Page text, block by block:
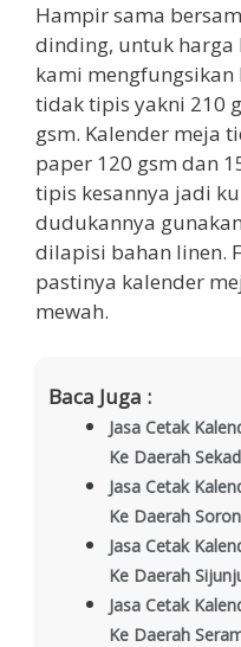
Hampir sama
dinding, untuk harga
kami
tidak tipis yakni 210
gsm. Kalender meja
paper 120 gsm dan
tipis kesannya jadi
dudukannya
dilapisi bahan linen.
pastinya kalender
mewah.
Baca Juga :
Jasa Cetak
Ke Daerah
Jasa Cetak
Ke Daerah
Jasa Cetak
Ke Daerah
Jasa Cetak
Ke Daerah